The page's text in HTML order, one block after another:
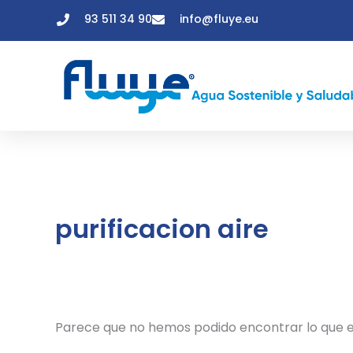
93 511 34 90 info@fluye.eu
purificacion aire
Parece que no hemos podido encontrar lo que
Buscar
por: